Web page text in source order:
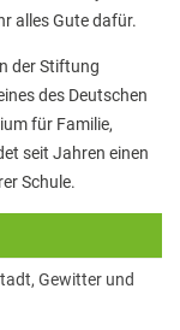
am
alles Gute dafür.
der Stiftung
des Deutschen
für Familie,
seit Jahren einen
Schule.
Gewitter und